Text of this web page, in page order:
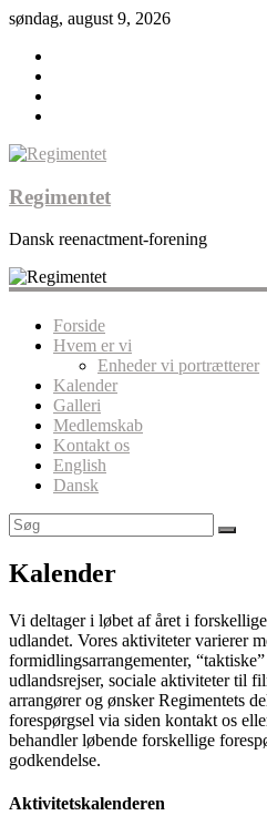
søndag, august 9, 2026
Regimentet
Dansk reenactment-forening
Forside
Hvem er vi
Enheder vi portrætterer
Kalender
Galleri
Medlemskab
Kontakt os
English
Dansk
Kalender
Vi deltager i løbet af året i
udlandet. Vores aktiviteter varierer
formidlingsarrangementer,
udlandsrejser, sociale aktiviteter til
arrangører og ønsker Regimentets
forespørgsel via siden kontakt os
behandler løbende forskellige
godkendelse.
Aktivitetskalenderen